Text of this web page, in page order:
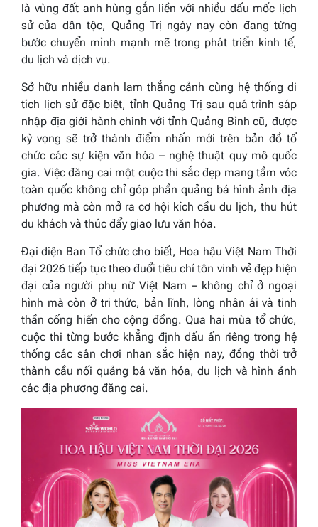
là vùng đất anh hùng gắn liền với nhiều dấu mốc lịch
sử của dân tộc, Quảng Trị ngày nay còn đang từng
bước chuyển mình mạnh mẽ trong phát triển kinh tế,
du lịch và dịch vụ.
Sở hữu nhiều danh lam thắng cảnh cùng hệ thống di
tích lịch sử đặc biệt, tỉnh Quảng Trị sau quá trình sáp
nhập địa giới hành chính với tỉnh Quảng Bình cũ, được
kỳ vọng sẽ trở thành điểm nhấn mới trên bản đồ tổ
chức các sự kiện văn hóa – nghệ thuật quy mô quốc
gia. Việc đăng cai một cuộc thi sắc đẹp mang tầm vóc
toàn quốc không chỉ góp phần quảng bá hình ảnh địa
phương mà còn mở ra cơ hội kích cầu du lịch, thu hút
du khách và thúc đẩy giao lưu văn hóa.
Đại diện Ban Tổ chức cho biết, Hoa hậu Việt Nam Thời
đại 2026 tiếp tục theo đuổi tiêu chí tôn vinh vẻ đẹp hiện
đại của người phụ nữ Việt Nam – không chỉ ở ngoại
hình mà còn ở tri thức, bản lĩnh, lòng nhân ái và tinh
thần cống hiến cho cộng đồng. Qua hai mùa tổ chức,
cuộc thi từng bước khẳng định dấu ấn riêng trong hệ
thống các sân chơi nhan sắc hiện nay, đồng thời trở
thành cầu nối quảng bá văn hóa, du lịch và hình ảnh
các địa phương đăng cai.